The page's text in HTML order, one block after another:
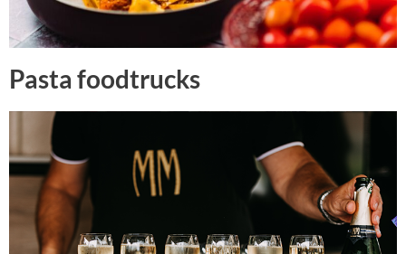
Pasta foodtrucks